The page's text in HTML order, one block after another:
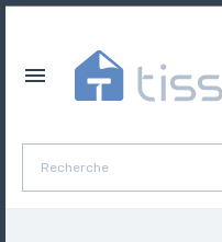
